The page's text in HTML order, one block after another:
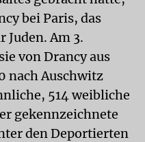
bei Paris, das
Juden. Am 3.
von Drancy aus
nach Auschwitz
514 weibliche
gekennzeichnete
den Deportierten